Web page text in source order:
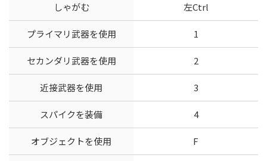
しゃがむ 左Ctrl
プライマリ武器を使用 1
セカンダリ武器を使用 2
近接武器を使用 3
スパイクを装備 4
オブジェクトを使用 F